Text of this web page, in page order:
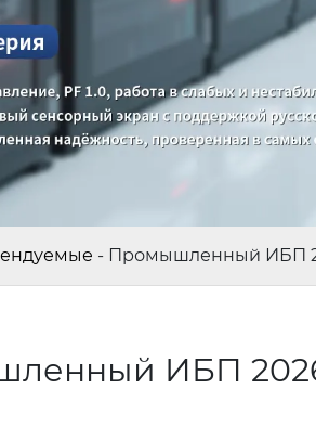
- Промышленный ИБП
ИБП